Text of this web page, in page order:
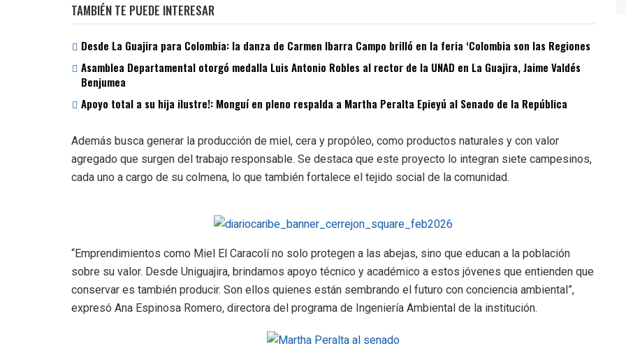
TAMBIÉN TE PUEDE INTERESAR
Desde La Guajira para Colombia: la danza de Carmen Ibarra Campo brilló en la feria ‘Colombia son las Regiones
Asamblea Departamental otorgó medalla Luis Antonio Robles al rector de la UNAD en La Guajira, Jaime Valdés
Benjumea
Apoyo total a su hija ilustre!: Monguí en pleno respalda a Martha Peralta Epieyú al Senado de la República
Además busca generar la producción de miel, cera y propóleo, como productos naturales y con valor
agregado que surgen del trabajo responsable. Se destaca que este proyecto lo integran siete campesinos,
cada uno a cargo de su colmena, lo que también fortalece el tejido social de la comunidad.
“Emprendimientos como Miel El Caracolí no solo protegen a las abejas, sino que educan a la población
sobre su valor. Desde Uniguajira, brindamos apoyo técnico y académico a estos jóvenes que entienden que
conservar es también producir. Son ellos quienes están sembrando el futuro con conciencia ambiental”,
expresó Ana Espinosa Romero, directora del programa de Ingeniería Ambiental de la institución.